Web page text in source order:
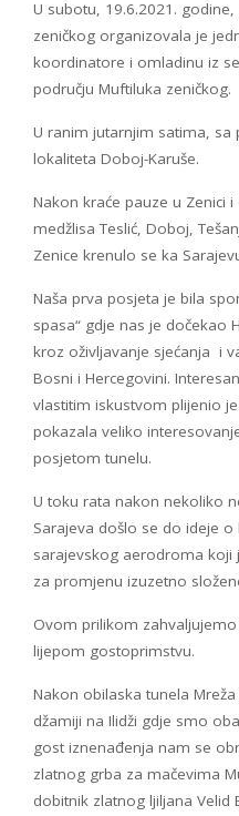
U subotu, 19.6.2021.
zeničkog organizovala je
koordinatore i omladinu iz
području Muftiluka zeničkog.
U ranim jutarnjim satima,
lokaliteta Doboj-Karuše.
Nakon kraće pauze u Zenici
medžlisa Teslić, Doboj,
Zenice krenulo se ka
Naša prva posjeta je bila
spasa“ gdje nas je dočekao
kroz oživljavanje sjećanja i
Bosni i Hercegovini.
vlastitim iskustvom plijenio
pokazala veliko
posjetom tunelu.
U toku rata nakon nekoliko
Sarajeva došlo se do ideje
sarajevskog aerodroma koji
za promjenu izuzetno
Ovom prilikom zahvaljujemo
lijepom gostoprimstvu.
Nakon obilaska tunela
džamiji na Ilidži gdje smo
gost iznenađenja nam se
zlatnog grba za mačevima
dobitnik zlatnog ljiljana Velid